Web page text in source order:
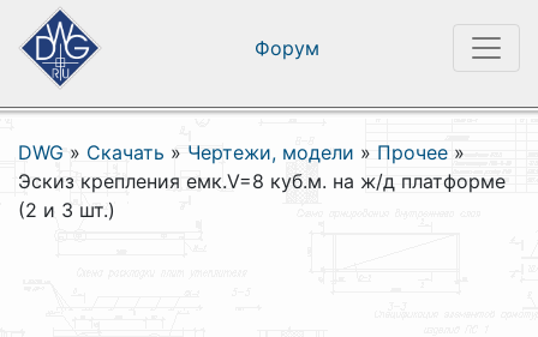
Форум
DWG » Скачать » Чертежи, модели » Прочее »
Эскиз крепления емк.V=8 куб.м. на ж/д платформе
(2 и 3 шт.)